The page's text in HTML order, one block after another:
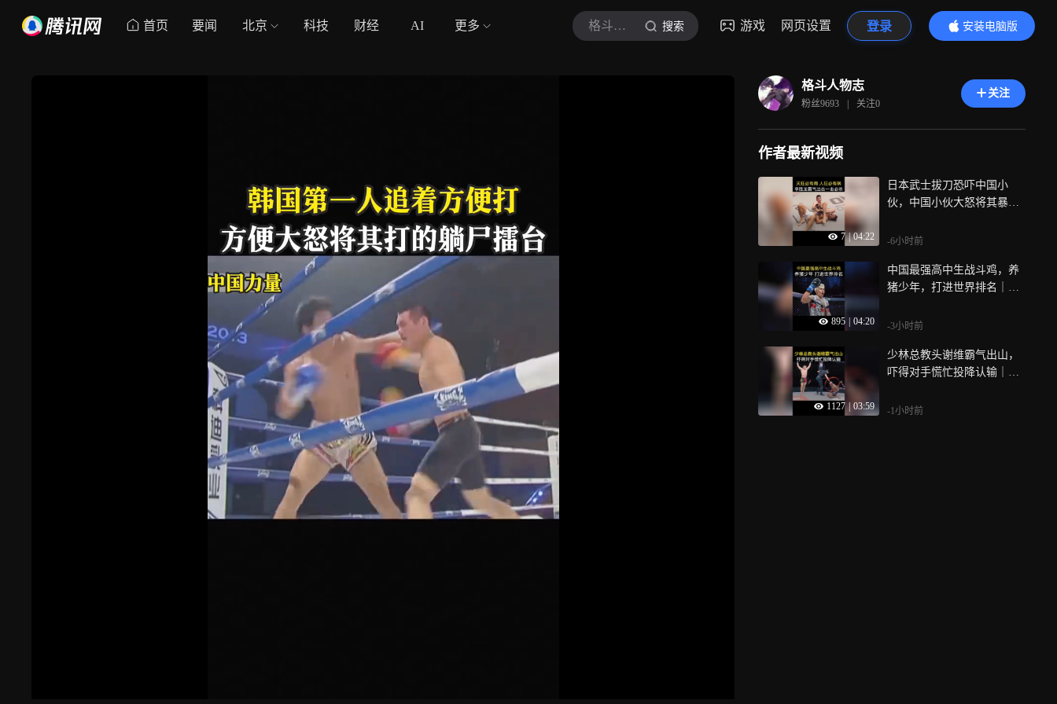
首页 要闻 北京 科技 财经 AI 更多 格斗人物志 搜索 游戏 网页设置 登录
安装电脑版
内容更精彩
格斗人物志
粉丝9693 | 关注0
关注
作者最新视频
7 | 04:22
日本武士拔刀恐吓中国小
伙，中国小伙大怒将其暴揍
-6小时前
895 04:20
中国最强高中生战斗鸡，养
猪少年，打进世界排名｜体
-3小时前
1127 03:59
少林总教头谢维霸气出山，
吓得对手慌忙投降认输｜体
-1小时前